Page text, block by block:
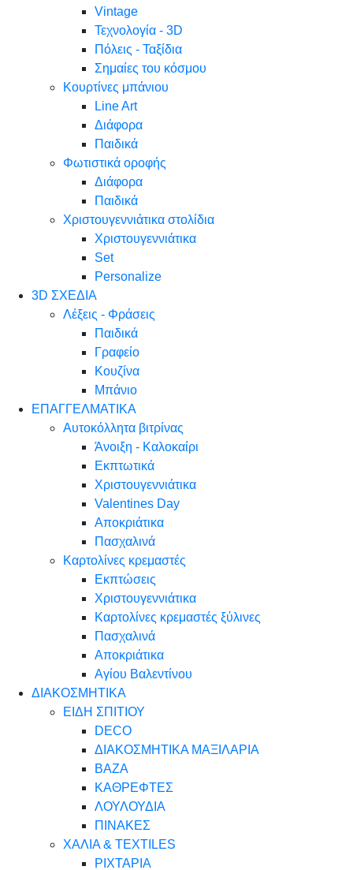
Vintage
Τεχνολογία - 3D
Πόλεις - Ταξίδια
Σημαίες του κόσμου
Κουρτίνες μπάνιου
Line Art
Διάφορα
Παιδικά
Φωτιστικά οροφής
Διάφορα
Παιδικά
Χριστουγεννιάτικα στολίδια
Χριστουγεννιάτικα
Set
Personalize
3D ΣΧΕΔΙΑ
Λέξεις - Φράσεις
Παιδικά
Γραφείο
Κουζίνα
Μπάνιο
ΕΠΑΓΓΕΛΜΑΤΙΚΑ
Αυτοκόλλητα βιτρίνας
Άνοιξη - Καλοκαίρι
Εκπτωτικά
Χριστουγεννιάτικα
Valentines Day
Αποκριάτικα
Πασχαλινά
Καρτολίνες κρεμαστές
Εκπτώσεις
Χριστουγεννιάτικα
Καρτολίνες κρεμαστές ξύλινες
Πασχαλινά
Αποκριάτικα
Αγίου Βαλεντίνου
ΔΙΑΚΟΣΜΗΤΙΚΑ
ΕΙΔΗ ΣΠΙΤΙΟΥ
DECO
ΔΙΑΚΟΣΜΗΤΙΚΑ ΜΑΞΙΛΑΡΙΑ
ΒΑΖΑ
ΚΑΘΡΕΦΤΕΣ
ΛΟΥΛΟΥΔΙΑ
ΠΙΝΑΚΕΣ
ΧΑΛΙΑ & TEXTILES
ΡΙΧΤΑΡΙΑ